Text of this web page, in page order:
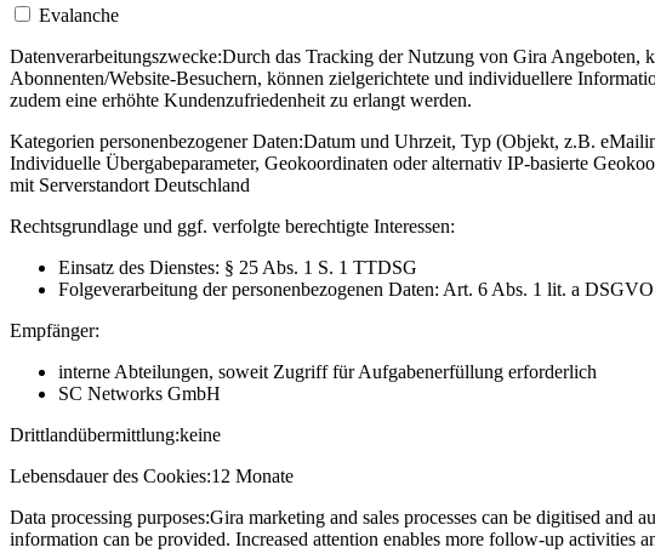
Evalanche
Datenverarbeitungszwecke:Durch das Tracking der Nutzung von Gira Angeboten,
Abonnenten/Website-Besuchern, können zielgerichtete und individuellere
zudem eine erhöhte Kundenzufriedenheit zu erlangt werden.
Kategorien personenbezogener Daten:Datum und Uhrzeit, Typ (Objekt, z.B.
Individuelle Übergabeparameter, Geokoordinaten oder alternativ IP-basierte
mit Serverstandort Deutschland
Rechtsgrundlage und ggf. verfolgte berechtigte Interessen:
Einsatz des Dienstes: § 25 Abs. 1 S. 1 TTDSG
Folgeverarbeitung der personenbezogenen Daten: Art. 6 Abs. 1 lit. a DSGVO
Empfänger:
interne Abteilungen, soweit Zugriff für Aufgabenerfüllung erforderlich
SC Networks GmbH
Drittlandübermittlung:keine
Lebensdauer des Cookies:12 Monate
Data processing purposes:Gira marketing and sales processes can be digitised and
information can be provided. Increased attention enables more follow-up activities